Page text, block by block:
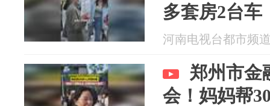
多套房2台车
地的性格好
河南电视台都市频
郑州市金
会！妈妈帮